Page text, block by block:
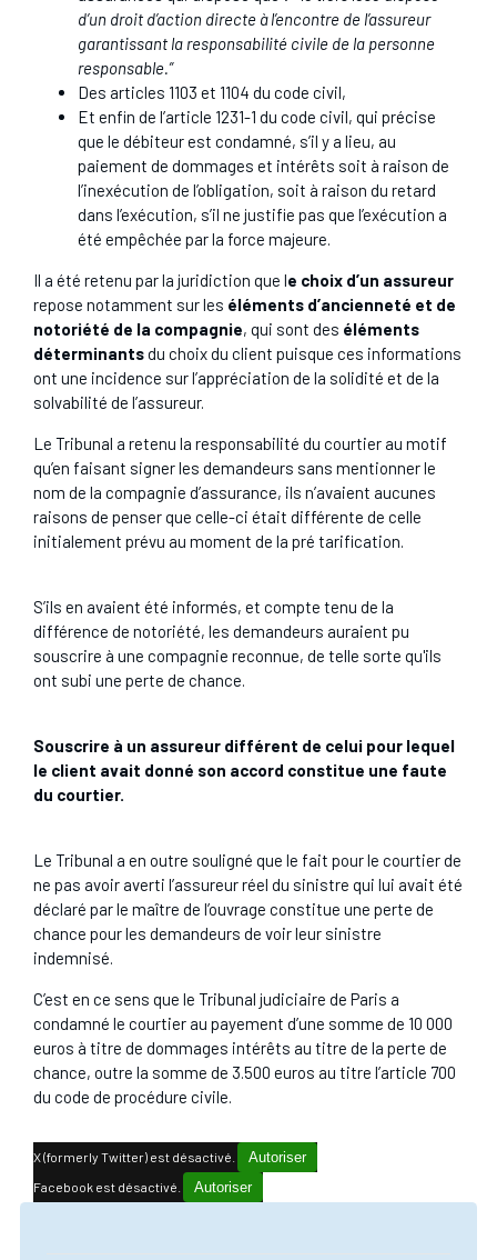
d’un droit d’action directe à l’encontre de l’assureur
garantissant la responsabilité civile de la personne
responsable.”
Des articles 1103 et 1104 du code civil,
Et enfin de l’article 1231-1 du code civil, qui précise
que le débiteur est condamné, s’il y a lieu, au
paiement de dommages et intérêts soit à raison de
l’inexécution de l’obligation, soit à raison du retard
dans l’exécution, s’il ne justifie pas que l’exécution a
été empêchée par la force majeure.
Il a été retenu par la juridiction que le choix d’un assureur
repose notamment sur les éléments d’ancienneté et de
notoriété de la compagnie, qui sont des éléments
déterminantsdu choix du client puisque ces informations
ont une incidence sur l’appréciation de la solidité et de la
solvabilité de l’assureur.
Le Tribunal a retenu la responsabilité du courtier au motif
qu’en faisant signer les demandeurs sans mentionner le
nom de la compagnie d’assurance, ils n’avaient aucunes
raisons de penser que celle-ci était différente de celle
initialement prévu au moment de la pré tarification.
S’ils en avaient été informés, et compte tenu de la
différence de notoriété, les demandeurs auraient pu
souscrire à une compagnie reconnue, de telle sorte qu'ils
ont subi une perte de chance.
Souscrire à un assureur différent de celui pour lequel
le client avait donné son accord constitue une faute
du courtier.
Le Tribunal a en outre souligné que le fait pour le courtier de
ne pas avoir averti l’assureur réel du sinistre qui lui avait été
déclaré par le maître de l’ouvrage constitue une perte de
chance pour les demandeurs de voir leur sinistre
indemnisé.
C’est en ce sens que le Tribunal judiciaire de Paris a
condamné le courtier au payement d’une somme de 10 000
euros à titre de dommages intérêts au titre de la perte de
chance, outre la somme de 3.500 euros au titre l’article 700
du code de procédure civile.
X (formerly Twitter) est désactivé. Autoriser
Facebook est désactivé. Autoriser